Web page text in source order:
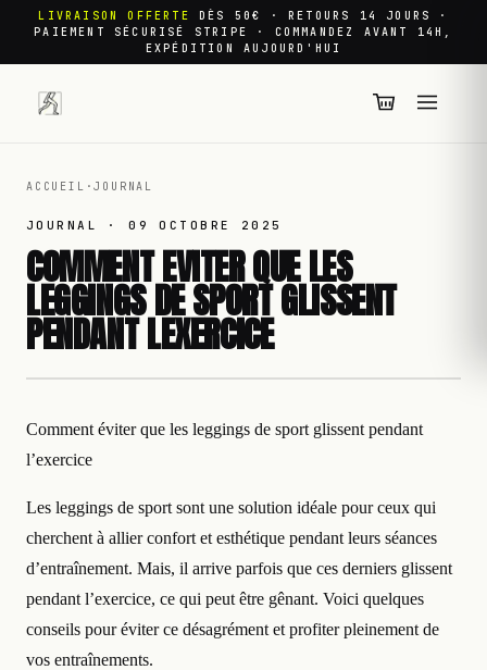
LIVRAISON OFFERTE
DÈS 50€ · RETOURS 14 JOURS ·
PAIEMENT SÉCURISÉ STRIPE · COMMANDEZ AVANT 14H,
EXPÉDITION AUJOURD'HUI
ACCUEIL ·JOURNAL
JOURNAL ·09 OCTOBRE 2025
COMMENT EVITER QUE LES
LEGGINGS DE SPORT GLISSENT
PENDANT LEXERCICE
Comment éviter que les leggings de sport glissent pendant
l’exercice
Les leggings de sport sont une solution idéale pour ceux qui
cherchent à allier confort et esthétique pendant leurs séances
d’entraînement. Mais, il arrive parfois que ces derniers glissent
pendant l’exercice, ce qui peut être gênant. Voici quelques
conseils pour éviter ce désagrément et profiter pleinement de
vos entraînements.